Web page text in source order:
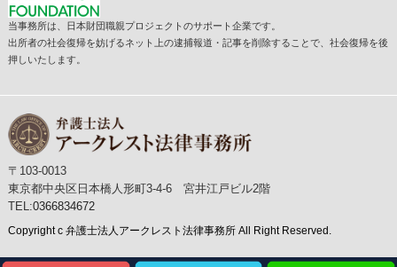
当事務所は、日本財団職親プロジェクトのサポート企業です。
出所者の社会復帰を妨げるネット上の逮捕報道・記事を削除することで、社会復帰を後
押しいたします。
〒103-0013
東京都中央区日本橋人形町3-4-6 宮井江戸ビル2階
TEL:0366834672
Copyright c 弁護士法人アークレスト法律事務所 All Right Reserved.